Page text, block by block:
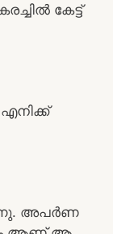
കേട്ട്
അപർണ